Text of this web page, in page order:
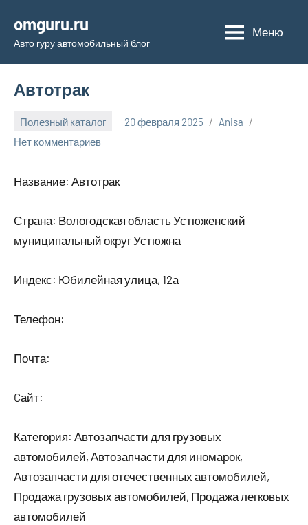
содержимому
omguru.ru
Авто гуру автомобильный блог
Меню
Автотрак
Полезный каталог 20 февраля 2025
Anisa
Нет комментариев
Название: Автотрак
Страна: Вологодская область Устюженский
муниципальный округ Устюжна
Индекс: Юбилейная улица, 12а
Телефон:
Почта:
Cайт:
Категория: Автозапчасти для грузовых
автомобилей, Автозапчасти для иномарок,
Автозапчасти для отечественных автомобилей,
Продажа грузовых автомобилей, Продажа легковых
автомобилей